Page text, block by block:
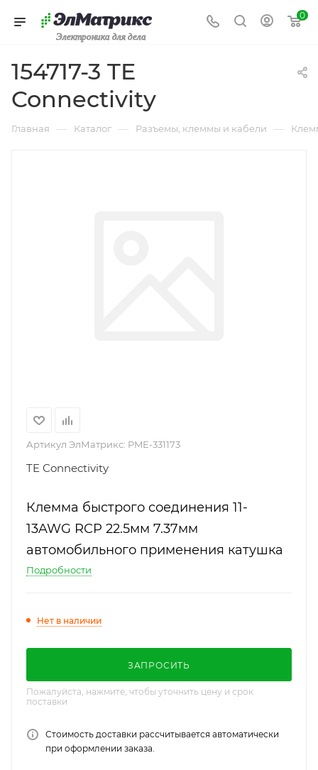
Электроника для дела
0
154717-3 TE
Connectivity
Главная — Каталог — Разъемы, клеммы и кабели —
Артикул ЭлМатрикс: PME-331173
TE Connectivity
Клемма быстрого соединения 11-
13AWG RCP 22.5мм 7.37мм
автомобильного применения катушка
Подробности
Нет в наличии
ЗАПРОСИТЬ
Пожалуйста, нажмите, чтобы уточнить цену и срок
поставки
Стоимость доставки рассчитывается автоматически
при оформлении заказа.